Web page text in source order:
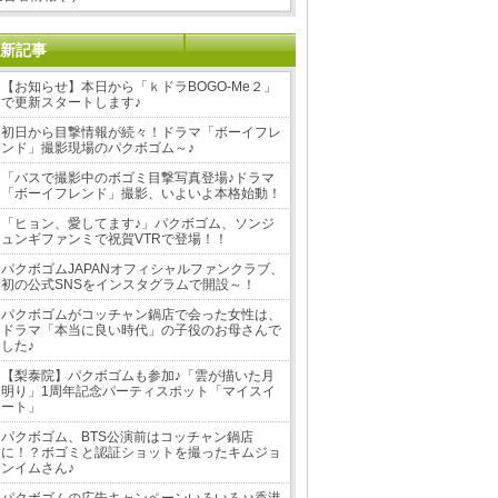
記事
【お知らせ】本日から「ｋドラBOGO-Me２」
で更新スタートします♪
初日から目撃情報が続々！ドラマ「ボーイフレ
ンド」撮影現場のパクボゴム～♪
「バスで撮影中のボゴミ目撃写真登場♪ドラマ
「ボーイフレンド」撮影、いよいよ本格始動！
「ヒョン、愛してます♪」パクボゴム、ソンジ
ュンギファンミで祝賀VTRで登場！！
パクボゴムJAPANオフィシャルファンクラブ、
初の公式SNSをインスタグラムで開設～！
パクボゴムがコッチャン鍋店で会った女性は、
ドラマ「本当に良い時代」の子役のお母さんで
した♪
【梨泰院】パクボゴムも参加♪「雲が描いた月
明り」1周年記念パーティスポット「マイスイ
ート」
パクボゴム、BTS公演前はコッチャン鍋店
に！？ボゴミと認証ショットを撮ったキムジョ
ンイムさん♪